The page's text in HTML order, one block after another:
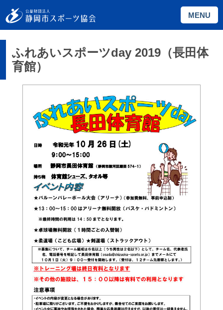
MENU
ふれあいスポーツday 2019（長田体
育館）